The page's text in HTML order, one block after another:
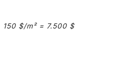
150 $/m² = 7.500 $